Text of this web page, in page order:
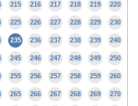
215 216 217 218 219 220
225 226 227 228 229 230
235 236 237 238 239 240
245 246 247 248 249 250
255 256 257 258 259 260
265 266 267 268 269 270